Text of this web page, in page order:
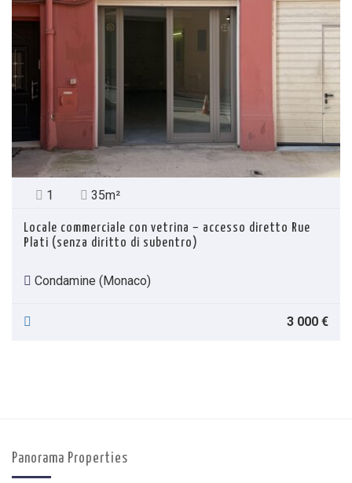
1 35m²
Locale commerciale con vetrina – accesso diretto Rue
Plati (senza diritto di subentro)
Condamine (Monaco)
3 000 €
Panorama Properties